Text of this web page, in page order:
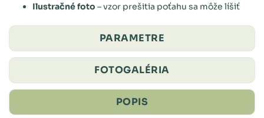
Ilustračné foto – vzor prešitia poťahu sa môže líšiť
PARAMETRE
FOTOGALÉRIA
POPIS